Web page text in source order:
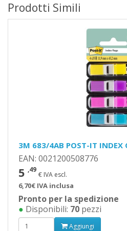
Prodotti Simili
3M 683/4AB POST-IT INDEX
EAN: 0021200508776
5 ,49
€ IVA escl.
6,70€ IVA inclusa
Pronto per la spedizione
● Disponibili: 70 pezzi
Aggiungi